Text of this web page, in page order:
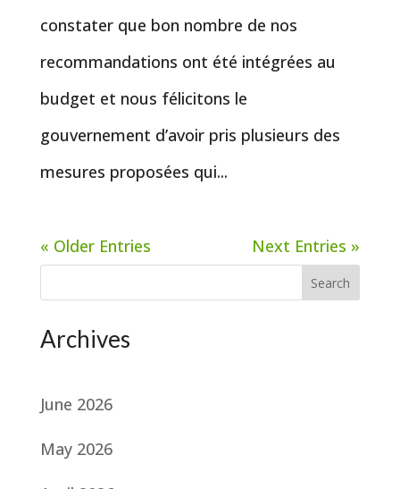
constater que bon nombre de nos
recommandations ont été intégrées au
budget et nous félicitons le
gouvernement d’avoir pris plusieurs des
mesures proposées qui...
« Older Entries Next Entries »
Search
Archives
June 2026
May 2026